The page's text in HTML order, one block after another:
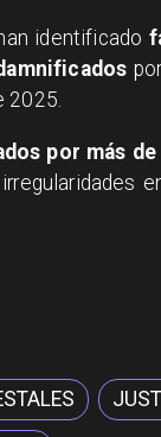
identificado
2025.
por más